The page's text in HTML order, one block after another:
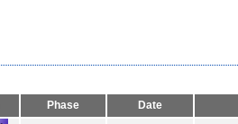
Phase Date